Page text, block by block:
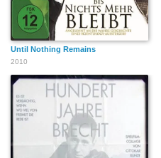
Until Nothing Remains
2010